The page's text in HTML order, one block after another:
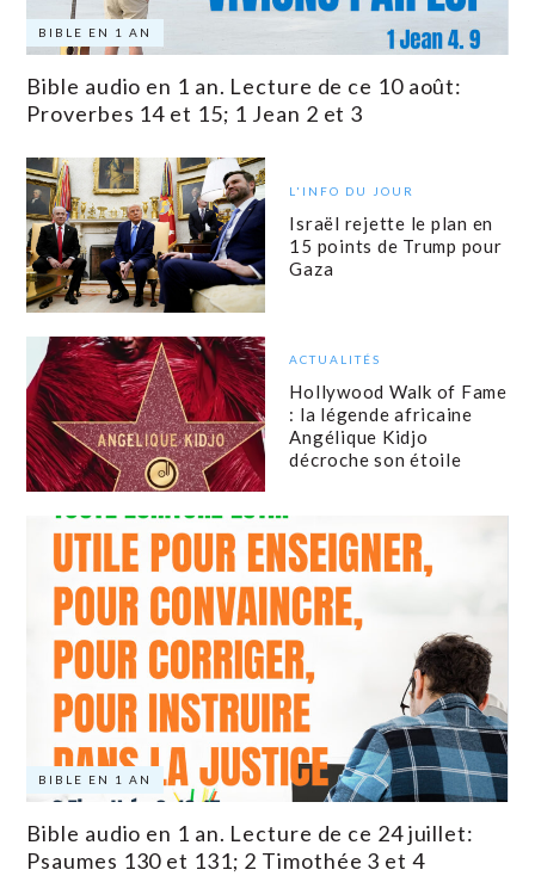
BIBLE EN 1 AN
Bible audio en 1 an. Lecture de ce 10 août:
Proverbes 14 et 15; 1 Jean 2 et 3
L'INFO DU JOUR
Israël rejette le plan en
15 points de Trump pour
Gaza
ACTUALITÉS
Hollywood Walk of Fame
: la légende africaine
Angélique Kidjo
décroche son étoile
BIBLE EN 1 AN
Bible audio en 1 an. Lecture de ce 24 juillet:
Psaumes 130 et 131; 2 Timothée 3 et 4